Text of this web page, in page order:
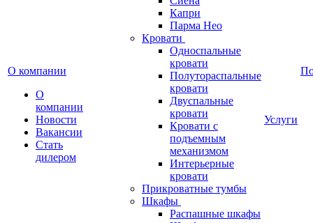
О компании
О
компании
Новости
Вакансии
Стать
дилером
Капри
Парма Нео
Кровати
Односпальные
кровати
Полутораспальные
кровати
Двуспальные
кровати
Кровати с
подъемным
механизмом
Интерьерные
кровати
Прикроватные тумбы
Шкафы
Распашные шкафы
Услуги